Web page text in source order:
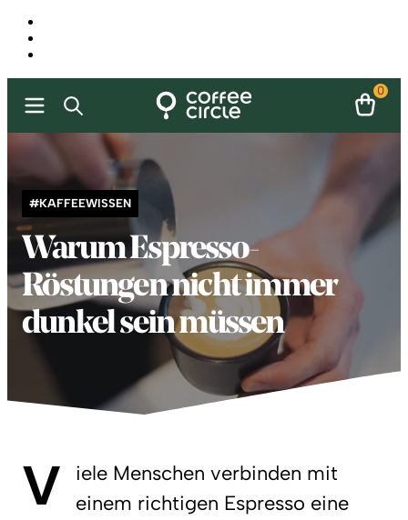
0
#KAFFEEWISSEN
Warum Espresso-
Röstungen nicht immer
dunkel sein müssen
V
iele Menschen verbinden mit
einem richtigen Espresso eine